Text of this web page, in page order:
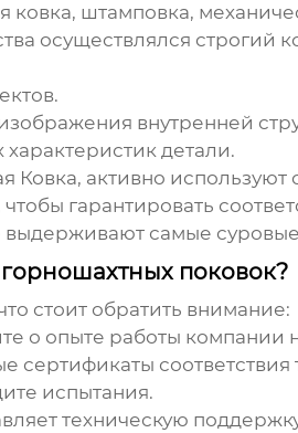
штамповка,
осуществлялся строгий
внутренней
детали.
Ковка, активно
гарантировать
выдерживают самые
поковок?
стоит обратить внимание:
о опыте работы компании
сертификаты
испытания.
техническую